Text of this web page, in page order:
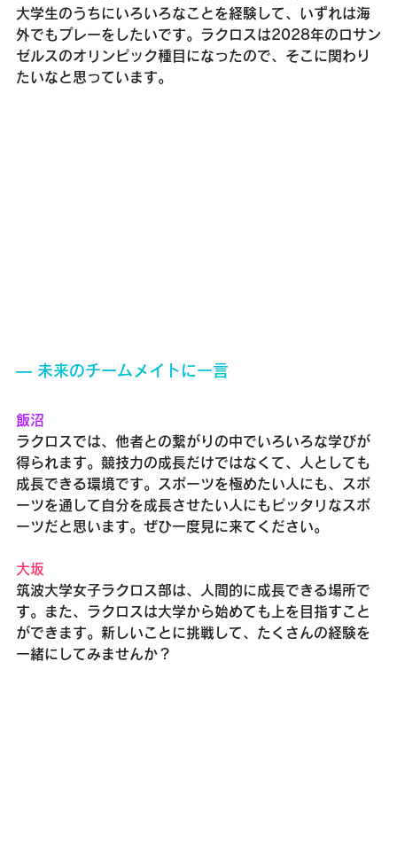
大学生のうちにいろいろなことを経験して、いずれは海
外でもプレーをしたいです。ラクロスは2028年のロサン
ゼルスのオリンピック種目になったので、そこに関わり
たいなと思っています。
― 未来のチームメイトに一言
飯沼
ラクロスでは、他者との繋がりの中でいろいろな学びが
得られます。競技力の成長だけではなくて、人としても
成長できる環境です。スポーツを極めたい人にも、スポ
ーツを通して自分を成長させたい人にもピッタリなスポ
ーツだと思います。ぜひ一度見に来てください。
大坂
筑波大学女子ラクロス部は、人間的に成長できる場所で
す。また、ラクロスは大学から始めても上を目指すこと
ができます。新しいことに挑戦して、たくさんの経験を
一緒にしてみませんか？